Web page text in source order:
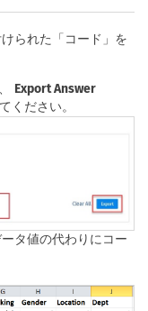
られた「コード」を
Export Answer
ください。
タ値の代わりにコー